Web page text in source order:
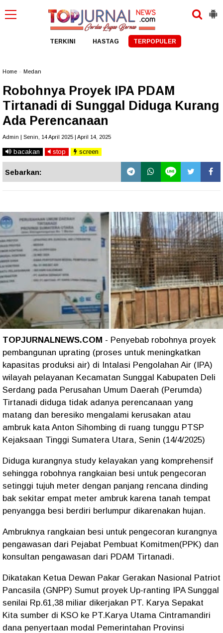
TERKINI HASTAG TERPOPULER
Home Medan
Robohnya Proyek IPA PDAM
Tirtanadi di Sunggal Diduga Kurang
Ada Perencanaan
Admin | Senin, 14 April 2025 | April 14, 2025
bacakan stop screen
Sebarkan:
TOPJURNALNEWS.COM - Penyebab robohnya proyek
pembangunan uprating (proses untuk meningkatkan
kapasitas produksi air) di Intalasi Pengolahan Air (IPA)
wilayah pelayanan Kecamatan Sunggal Kabupaten Deli
Serdang pada Perusahan Umum Daerah (Perumda)
Tirtanadi diduga tidak adanya perencanaan yang
matang dan beresiko mengalami kerusakan atau
ambruk kata Anton Sihombing di ruang tunggu PTSP
Kejaksaan Tinggi Sumatera Utara, Senin (14/4/2025)
Diduga kurangnya study kelayakan yang komprehensif
sehingga robohnya rangkaian besi untuk pengecoran
setinggi tujuh meter dengan panjang rencana dinding
bak sekitar empat meter ambruk karena tanah tempat
penyangga besi berdiri berlumpur dikarenakan hujan.
Ambruknya rangkaian besi untuk pengecoran kurangnya
pengawasan dari Pejabat Pembuat Komitmen(PPK) dan
konsultan pengawasan dari PDAM Tirtanadi.
Dikatakan Ketua Dewan Pakar Gerakan Nasional Patriot
Pancasila (GNPP) Sumut proyek Up-ranting IPA Sunggal
senilai Rp.61,38 miliar dikerjakan PT. Karya Sepakat
Kita sumber di KSO ke PT.Karya Utama Cintramandiri
dana penyertaan modal Pemerintahan Provinsi